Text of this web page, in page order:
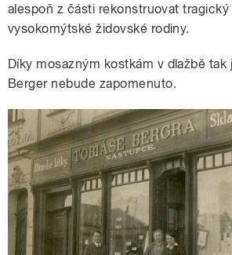
alespoň z části rekonstruovat
vysokomýtské židovské rodiny.
Díky mosazným kostkám v dlažbě tak
Berger nebude zapomenuto.